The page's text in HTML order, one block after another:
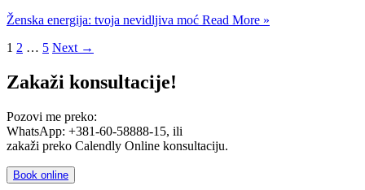
Ženska energija: tvoja nevidljiva moć Read More »
1 2 … 5 Next →
Zakaži konsultacije!
Pozovi me preko:
WhatsApp: +381-60-58888-15, ili
zakaži preko Calendly Online konsultaciju.
Book online